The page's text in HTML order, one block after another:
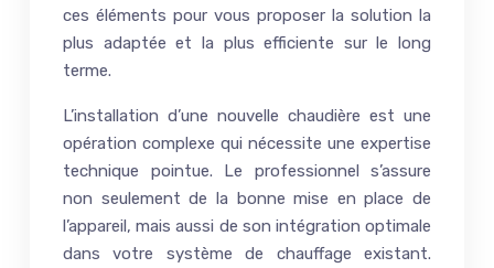
ces éléments pour vous proposer la solution la
plus adaptée et la plus efficiente sur le long
terme.
L’installation d’une nouvelle chaudière est une
opération complexe qui nécessite une expertise
technique pointue. Le professionnel s’assure
non seulement de la bonne mise en place de
l’appareil, mais aussi de son intégration optimale
dans votre système de chauffage existant.